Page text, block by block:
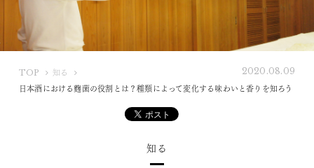
TOP
U
知る
日本酒における麴菌の役割とは？種類によって変化する味わいと香りを知ろう
2020.08.09
知る